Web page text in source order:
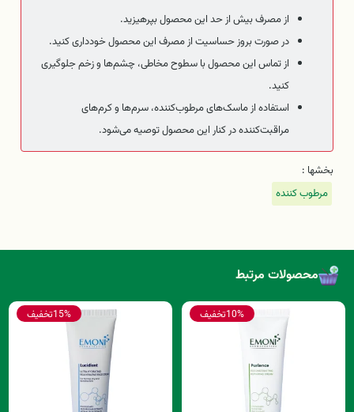
از مصرف بیش از حد این محصول بپرهیزید.
در صورت بروز حساسیت از مصرف این محصول خودداری کنید.
از تماس این محصول با سطوح مخاطی، چشم‌ها و زخم جلوگیری
کنید.
استفاده از ماسک‌های مرطوب‌کننده، سرم‌ها و کرم‌های
مراقبت‌کننده در کنار این محصول توصیه می‌شود.
بخشها :
مرطوب کننده
محصولات مرتبط
10%تخفیف 15%تخفیف